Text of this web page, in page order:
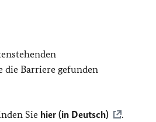
die Barriere gefunden
Sie hier (in Deutsch)
.